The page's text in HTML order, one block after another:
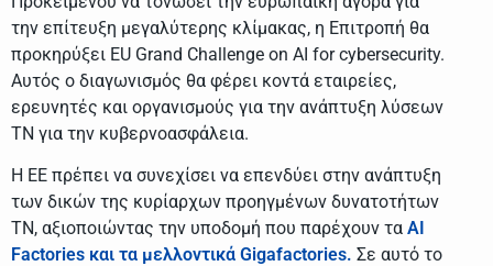
την επίτευξη μεγαλύτερης κλίμακας, η Επιτροπή θα
προκηρύξει EU Grand Challenge on AI for cybersecurity.
Αυτός ο διαγωνισμός θα φέρει κοντά εταιρείες,
ερευνητές και οργανισμούς για την ανάπτυξη λύσεων
ΤΝ για την κυβερνοασφάλεια.
Η ΕΕ πρέπει να συνεχίσει να επενδύει στην ανάπτυξη
των δικών της κυρίαρχων προηγμένων δυνατοτήτων
ΤΝ, αξιοποιώντας την υποδομή που παρέχουν τα AI
Factories και τα μελλοντικά Gigafactories. Σε αυτό το